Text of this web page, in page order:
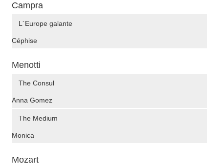
Campra
L´Europe galante
Céphise
Menotti
The Consul
Anna Gomez
The Medium
Monica
Mozart